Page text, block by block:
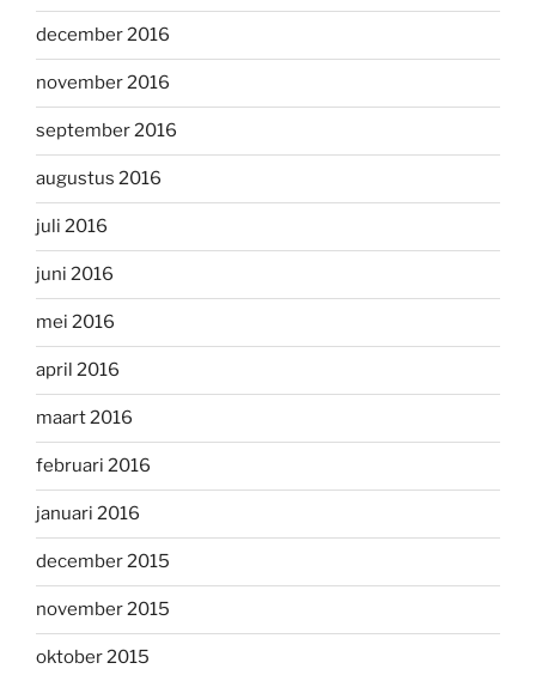
december 2016
november 2016
september 2016
augustus 2016
juli 2016
juni 2016
mei 2016
april 2016
maart 2016
februari 2016
januari 2016
december 2015
november 2015
oktober 2015